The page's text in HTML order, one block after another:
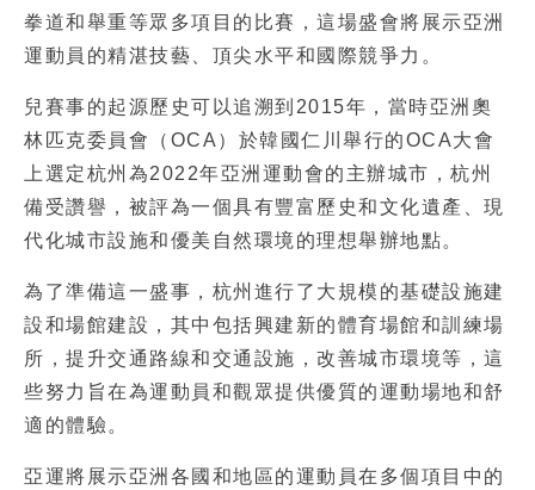
拳道和舉重等眾多項目的比賽，這場盛會將展示亞洲
運動員的精湛技藝、頂尖水平和國際競爭力。
兒賽事的起源歷史可以追溯到2015年，當時亞洲奧
林匹克委員會（OCA）於韓國仁川舉行的OCA大會
上選定杭州為2022年亞洲運動會的主辦城市，杭州
備受讚譽，被評為一個具有豐富歷史和文化遺產、現
代化城市設施和優美自然環境的理想舉辦地點。
為了準備這一盛事，杭州進行了大規模的基礎設施建
設和場館建設，其中包括興建新的體育場館和訓練場
所，提升交通路線和交通設施，改善城市環境等，這
些努力旨在為運動員和觀眾提供優質的運動場地和舒
適的體驗。
亞運將展示亞洲各國和地區的運動員在多個項目中的